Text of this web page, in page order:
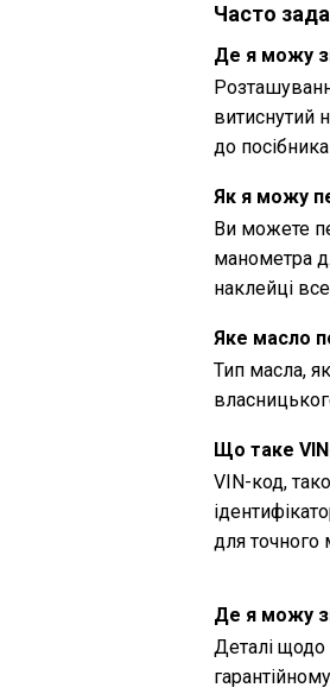
Часто
Де я можу
витиснутий
до
Як я можу
Ви можете
манометра
наклейці
Яке масло
Тип масла,
Що таке
VIN-код,
для точного
Де я можу
Деталі щодо